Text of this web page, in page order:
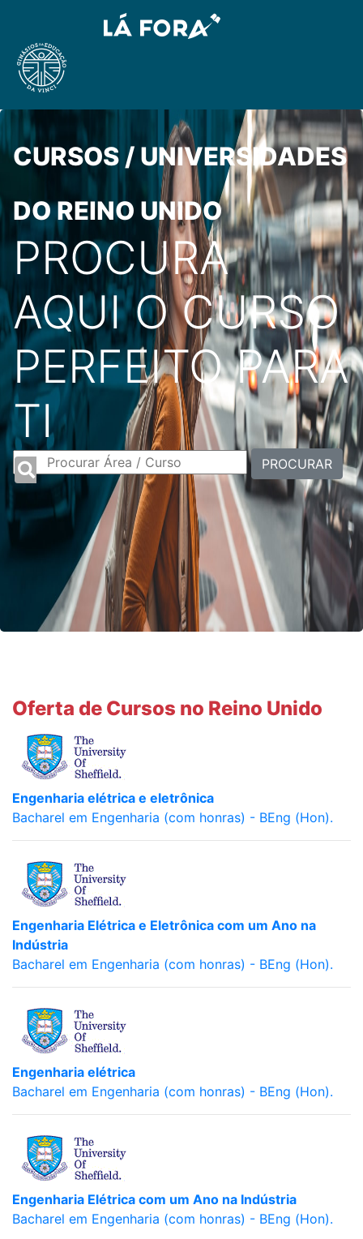
CURSOS / UNIVERSIDADES
DO REINO UNIDO
PROCURA
AQUI O CURSO
PERFEITO PARA
TI
PROCURAR
Oferta de Cursos no Reino Unido
Engenharia elétrica e eletrônica
Bacharel em Engenharia (com honras) - BEng (Hon).
Engenharia Elétrica e Eletrônica com um Ano na
Indústria
Bacharel em Engenharia (com honras) - BEng (Hon).
Engenharia elétrica
Bacharel em Engenharia (com honras) - BEng (Hon).
Engenharia Elétrica com um Ano na Indústria
Bacharel em Engenharia (com honras) - BEng (Hon).